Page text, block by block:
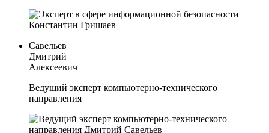
Савельев
Дмитрий
Алексеевич
Ведущий эксперт компьютерно-технического
направления